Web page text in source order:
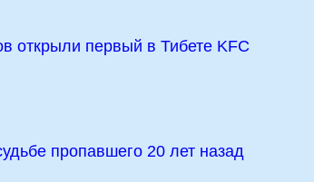
открыли первый в Тибете KFC
пропавшего 20 лет назад